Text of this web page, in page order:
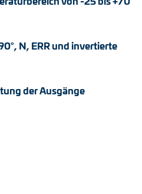
N, ERR und invertierte
der Ausgänge